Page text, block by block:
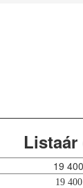
Listaár
19
19